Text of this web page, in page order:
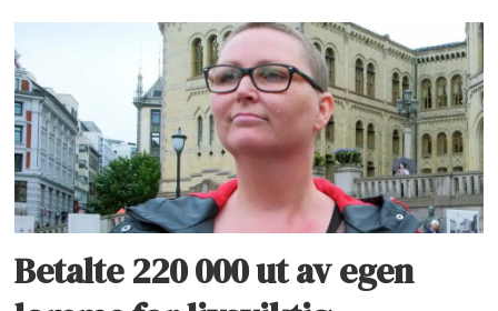
Betalte 220 000 ut av egen